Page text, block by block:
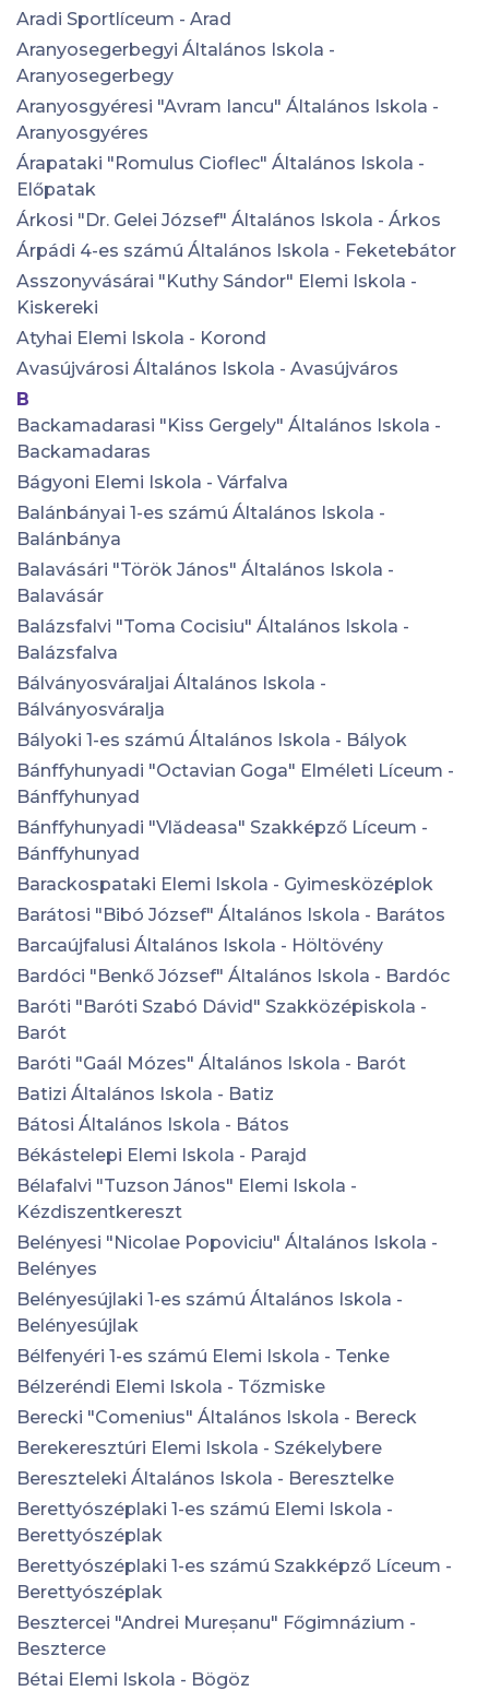
Aradi Sportlíceum - Arad
Aranyosegerbegyi Általános Iskola -
Aranyosegerbegy
Aranyosgyéresi "Avram Iancu" Általános Iskola -
Aranyosgyéres
Árapataki "Romulus Cioflec" Általános Iskola -
Előpatak
Árkosi "Dr. Gelei József" Általános Iskola - Árkos
Árpádi 4-es számú Általános Iskola - Feketebátor
Asszonyvásárai "Kuthy Sándor" Elemi Iskola -
Kiskereki
Atyhai Elemi Iskola - Korond
Avasújvárosi Általános Iskola - Avasújváros
B
Backamadarasi "Kiss Gergely" Általános Iskola -
Backamadaras
Bágyoni Elemi Iskola - Várfalva
Balánbányai 1-es számú Általános Iskola -
Balánbánya
Balavásári "Török János" Általános Iskola -
Balavásár
Balázsfalvi "Toma Cocisiu" Általános Iskola -
Balázsfalva
Bálványosváraljai Általános Iskola -
Bálványosváralja
Bályoki 1-es számú Általános Iskola - Bályok
Bánffyhunyadi "Octavian Goga" Elméleti Líceum -
Bánffyhunyad
Bánffyhunyadi "Vlădeasa" Szakképző Líceum -
Bánffyhunyad
Barackospataki Elemi Iskola - Gyimesközéplok
Barátosi "Bibó József" Általános Iskola - Barátos
Barcaújfalusi Általános Iskola - Höltövény
Bardóci "Benkő József" Általános Iskola - Bardóc
Baróti "Baróti Szabó Dávid" Szakközépiskola -
Barót
Baróti "Gaál Mózes" Általános Iskola - Barót
Batizi Általános Iskola - Batiz
Bátosi Általános Iskola - Bátos
Békástelepi Elemi Iskola - Parajd
Bélafalvi "Tuzson János" Elemi Iskola -
Kézdiszentkereszt
Belényesi "Nicolae Popoviciu" Általános Iskola -
Belényes
Belényesújlaki 1-es számú Általános Iskola -
Belényesújlak
Bélfenyéri 1-es számú Elemi Iskola - Tenke
Bélzeréndi Elemi Iskola - Tőzmiske
Berecki "Comenius" Általános Iskola - Bereck
Berekeresztúri Elemi Iskola - Székelybere
Bereszteleki Általános Iskola - Beresztelke
Berettyószéplaki 1-es számú Elemi Iskola -
Berettyószéplak
Berettyószéplaki 1-es számú Szakképző Líceum -
Berettyószéplak
Besztercei "Andrei Mureșanu" Főgimnázium -
Beszterce
Bétai Elemi Iskola - Bögöz